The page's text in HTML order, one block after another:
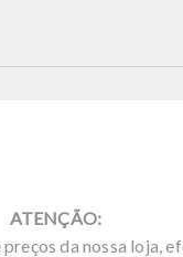
ATENÇÃO:
da nossa loja,